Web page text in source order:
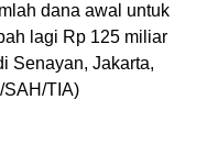
dana awal untuk
lagi Rp 125 miliar
Senayan, Jakarta,
SAH/TIA)